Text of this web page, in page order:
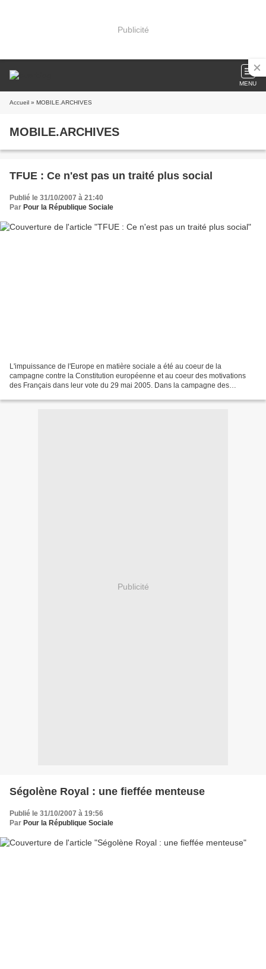
Publicité
MENU
Accueil » MOBILE.ARCHIVES
MOBILE.ARCHIVES
TFUE : Ce n'est pas un traité plus social
Publié le 31/10/2007 à 21:40
Par Pour la République Sociale
L'impuissance de l'Europe en matière sociale a été au coeur de la
campagne contre la Constitution européenne et au coeur des motivations
des Français dans leur vote du 29 mai 2005. Dans la campagne des
Publicité
Ségolène Royal : une fieffée menteuse
Publié le 31/10/2007 à 19:56
Par Pour la République Sociale